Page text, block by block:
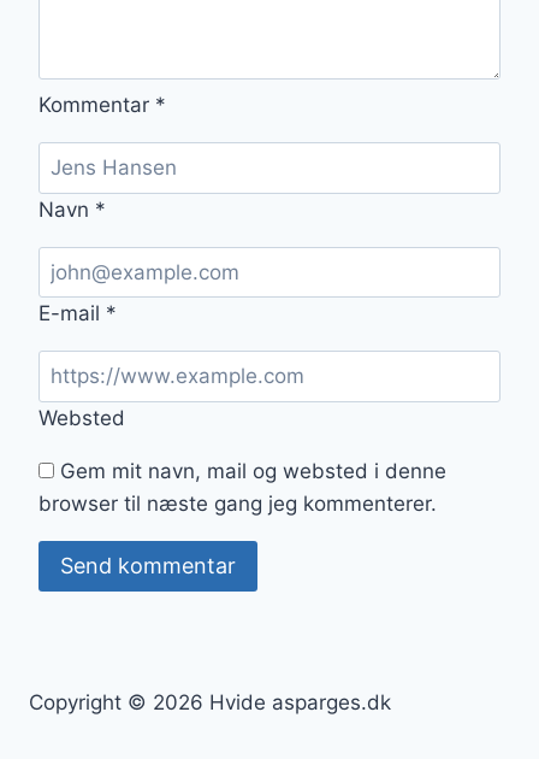
Kommentar *
Navn *
E-mail *
Websted
Gem mit navn, mail og websted i denne
browser til næste gang jeg kommenterer.
Copyright © 2026 Hvide asparges.dk